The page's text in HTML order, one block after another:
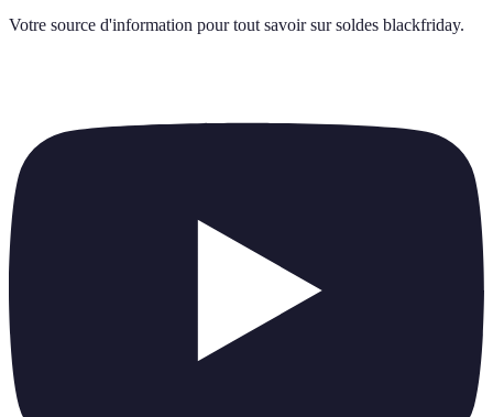
Votre source d'information pour tout savoir sur soldes blackfriday.